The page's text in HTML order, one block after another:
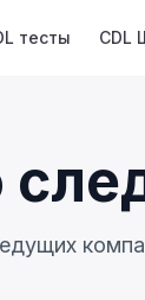
тесты CDL